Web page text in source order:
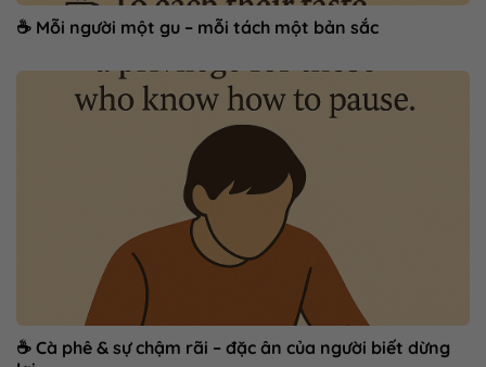
☕ Mỗi người một gu – mỗi tách một bản sắc
☕ Cà phê & sự chậm rãi – đặc ân của người biết dừng